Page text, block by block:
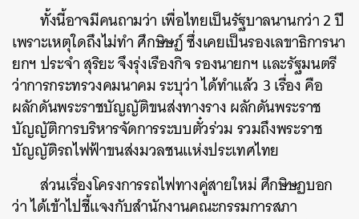
ทั้งนี้อาจมีคนถามว่า เพื่อไทยเป็นรัฐบาลนานกว่า 2 ปี
เพราะเหตุใดถึงไม่ทำ ศึกษิษฏ์ ซึ่งเคยเป็นรองเลขาธิการนา
ยกฯ ประจำ สุริยะ จึงรุ่งเรืองกิจ รองนายกฯ และรัฐมนตรี
ว่าการกระทรวงคมนาคม ระบุว่า ได้ทำแล้ว 3 เรื่อง คือ
ผลักดันพระราชบัญญัติขนส่งทางราง ผลักดันพระราช
บัญญัติการบริหารจัดการระบบตั๋วร่วม รวมถึงพระราช
บัญญัติรถไฟฟ้าขนส่งมวลชนแห่งประเทศไทย
ส่วนเรื่องโครงการรถไฟทางคู่สายใหม่ ศึกษิษฏบอก
ว่า ได้เข้าไปชี้แจงกับสำนักงานคณะกรรมการสภา